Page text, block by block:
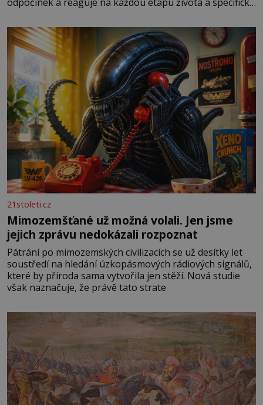
měkkost a bezpečí, proto by pokoj miminka měl působit
především klidně a útulně. Předškolní věk je
21stoleti.cz
Mimozemšťané už možná volali. Jen jsme
jejich zprávu nedokázali rozpoznat
Pátrání po mimozemských civilizacích se už desítky let
soustředí na hledání úzkopásmových rádiových signálů,
které by příroda sama vytvořila jen stěží. Nová studie
však naznačuje, že právě tato strate